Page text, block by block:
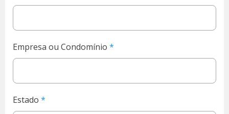
Empresa ou Condomínio
Estado